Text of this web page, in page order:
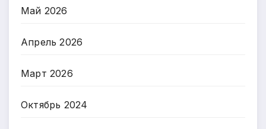
Май 2026
Апрель 2026
Март 2026
Октябрь 2024